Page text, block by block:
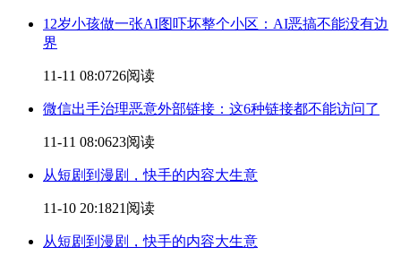
12岁小孩做一张AI图吓坏整个小区：AI恶搞不能没有边
界
11-11 08:0726阅读
微信出手治理恶意外部链接：这6种链接都不能访问了
11-11 08:0623阅读
从短剧到漫剧，快手的内容大生意
11-10 20:1821阅读
从短剧到漫剧，快手的内容大生意